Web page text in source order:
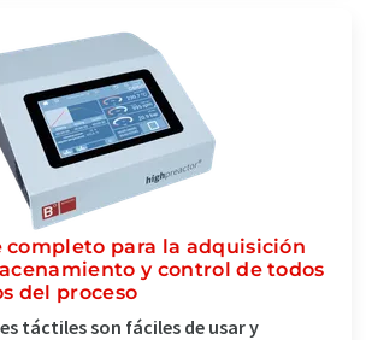
completo para la adquisición
y control de todos
del proceso
táctiles son fáciles de usar y